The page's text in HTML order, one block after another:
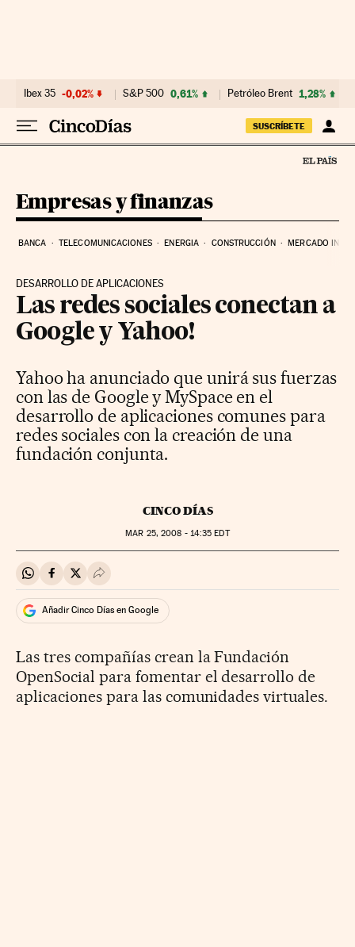
Ibex 35 -0,02% S&P 500 0,61% Petróleo Brent 1,28%
SUSCRÍBETE
Empresas y finanzas
BANCA TELECOMUNICACIONES ENERGIA CONSTRUCCIÓN MERCADO
DESARROLLO DE APLICACIONES
Las redes sociales conectan a
Google y Yahoo!
Yahoo ha anunciado que unirá sus fuerzas
con las de Google y MySpace en el
desarrollo de aplicaciones comunes para
redes sociales con la creación de una
fundación conjunta.
CINCO DÍAS
MAR 25, 2008 - 14:35 EDT
Compartir en Whatsapp
Compartir en Facebook
Compartir en Twitter
Desplegar Redes Sociales
Añadir Cinco Días en Google
Las tres compañías crean la Fundación
OpenSocial para fomentar el desarrollo de
aplicaciones para las comunidades virtuales.